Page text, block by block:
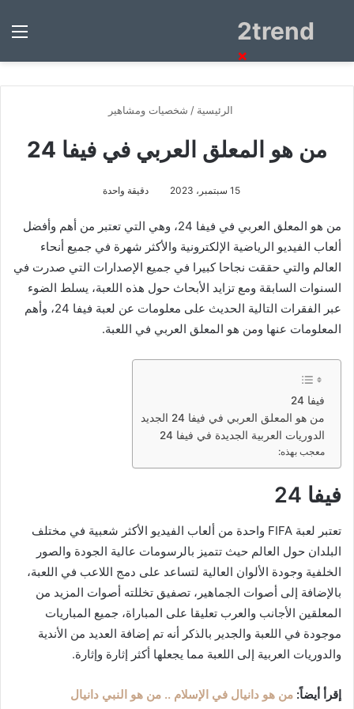
2trendبحث
الرئيسية / شخصيات ومشاهير
من هو المعلق العربي في فيفا 24
15 سبتمبر، 2023 دقيقة واحدة
من هو المعلق العربي في فيفا 24، وهي التي تعتبر من أهم وأفضل
ألعاب الفيديو الرياضية الإلكترونية والأكثر شهرة في جميع أنحاء
العالم والتي حققت نجاحا كبيرا في جميع الإصدارات التي صدرت في
السنوات السابقة ومع تزايد الأبحاث حول هذه اللعبة، يسلط الضوء
عبر الفقرات التالية الحديث على معلومات عن لعبة فيفا 24، وأهم
المعلومات عنها ومن هو المعلق العربي في اللعبة.
فيفا 24
من هو المعلق العربي في فيفا 24 الجديد
الدوريات العربية الجديدة في فيفا 24
معجب بهذه:
فيفا 24
تعتبر لعبة FIFA واحدة من ألعاب الفيديو الأكثر شعبية في مختلف
البلدان حول العالم حيث تتميز بالرسومات عالية الجودة والصور
الخلفية وجودة الألوان العالية لتساعد على دمج اللاعب في اللعبة،
بالإضافة إلى أصوات الجماهير، تصفيق تخللته أصوات المزيد من
المعلقين الأجانب والعرب تعليقا على المباراة، جميع المباريات
موجودة في اللعبة والجدير بالذكر أنه تم إضافة العديد من الأندية
والدوريات العربية إلى اللعبة مما يجعلها أكثر إثارة وإثارة.
إقرأ أيضاً: من هو دانيال في الإسلام .. من هو النبي دانيال
×